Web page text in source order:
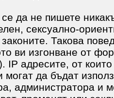
да не пишете
сексуално-
Такова
ви изгонване от
IP адресите, от
могат да бъдат
администратора и